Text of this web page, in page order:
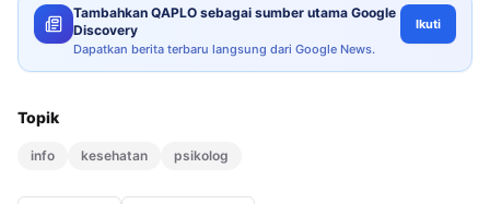
Tambahkan QAPLO sebagai sumber utama Google
Discovery
Dapatkan berita terbaru langsung dari Google News.
Ikuti
Topik
info kesehatan psikolog